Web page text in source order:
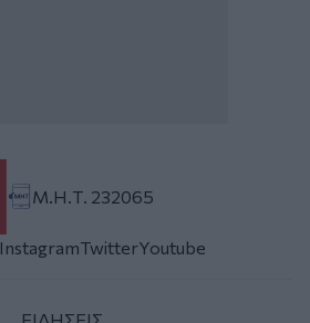
Μ.Η.Τ. 232065
InstagramTwitterYoutube